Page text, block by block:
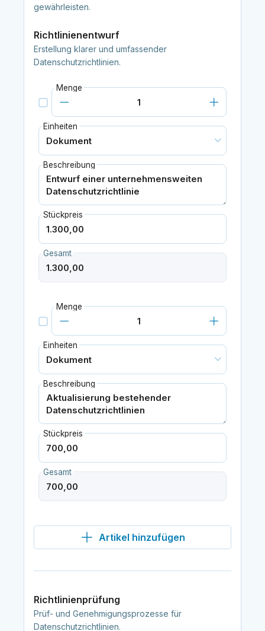
gewährleisten.
Richtlinienentwurf
Erstellung klarer und umfassender
Datenschutzrichtlinien.
Menge
Einheiten
Beschreibung
Stückpreis
Gesamt
Menge
Einheiten
Beschreibung
Stückpreis
Gesamt
Artikel hinzufügen
Richtlinienprüfung
Prüf- und Genehmigungsprozesse für
Datenschutzrichtlinien.